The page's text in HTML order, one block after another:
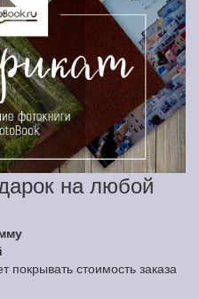
на любой
стоимость заказа